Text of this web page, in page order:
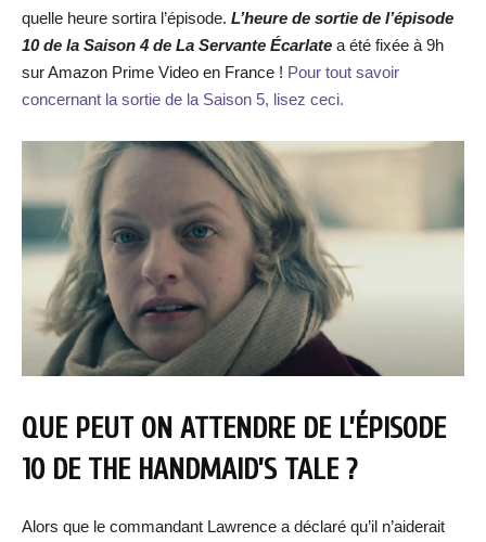
quelle heure sortira l’épisode. L’heure de sortie de l’épisode
10 de la Saison 4 de La Servante Écarlate a été fixée à 9h
sur Amazon Prime Video en France ! Pour tout savoir
concernant la sortie de la Saison 5, lisez ceci.
QUE PEUT ON ATTENDRE DE L’ÉPISODE
10 DE THE HANDMAID’S TALE ?
Alors que le commandant Lawrence a déclaré qu’il n’aiderait